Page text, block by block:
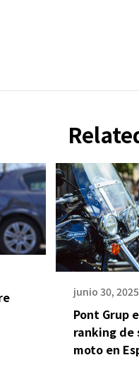
junio 30, 2025
Pont Grup
ranking de
moto en